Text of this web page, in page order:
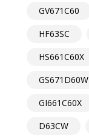
GV671C60
HF63SC
HS661C60X
GS671D60W
GI661C60X
D63CW